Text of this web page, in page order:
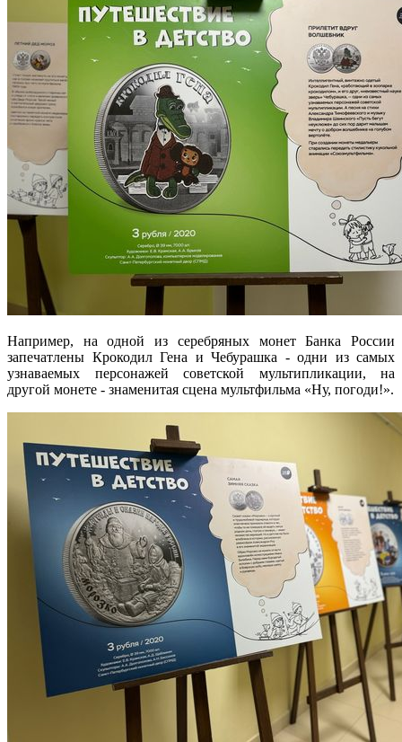
Например, на одной из серебряных монет Банка России
запечатлены Крокодил Гена и Чебурашка - одни из самых
узнаваемых персонажей советской мультипликации, на
другой монете - знаменитая сцена мультфильма «Ну, погоди!».